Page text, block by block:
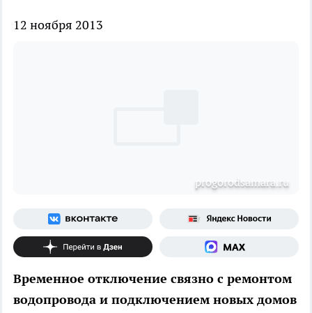
12 ноября 2013
progorodsamara.ru
Временное отключение связно с ремонтом
водопровода и подключением новых домов